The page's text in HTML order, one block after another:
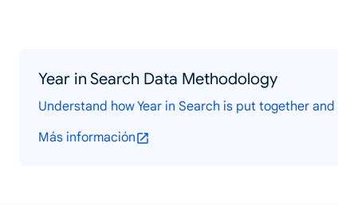
Year in Search Data Methodology
Understand how Year in Search is put together and
Más información